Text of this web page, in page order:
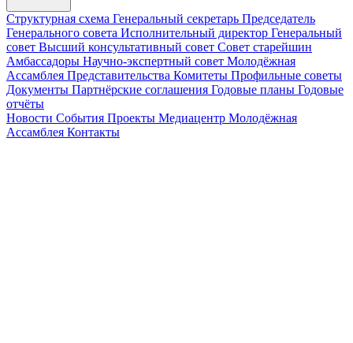
Структурная схема Генеральный секретарь Председатель
Генерального совета Исполнительный директор Генеральный
совет Высший консультативный совет Совет старейшин
Амбассадоры Научно-экспертный совет Молодёжная
Ассамблея Представительства Комитеты Профильные советы
Документы Партнёрские соглашения Годовые планы Годовые
отчёты
Новости События Проекты Медиацентр Молодёжная
Ассамблея Контакты